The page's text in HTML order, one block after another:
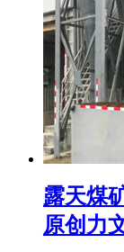
露天煤
原创力